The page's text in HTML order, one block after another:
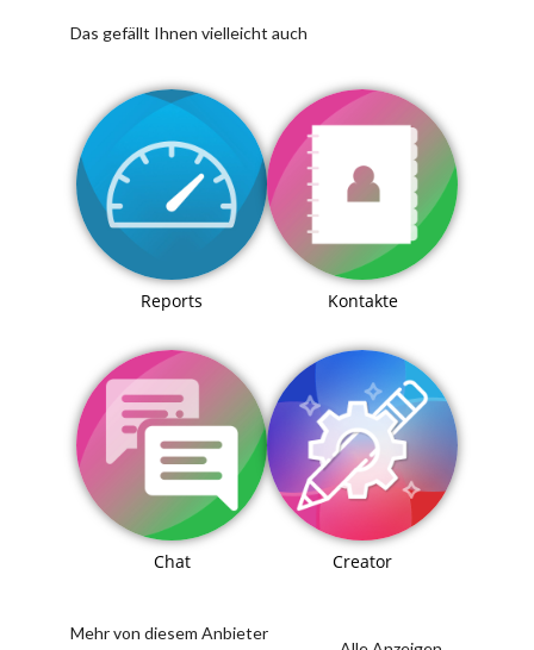
Das gefällt Ihnen vielleicht auch
Reports Kontakte
Chat Creator
Mehr von diesem Anbieter